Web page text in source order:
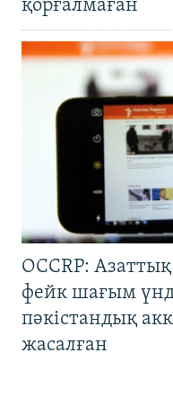
қорғалмаған
OCCRP:
фейк шағым
пәкістандық
жасалған